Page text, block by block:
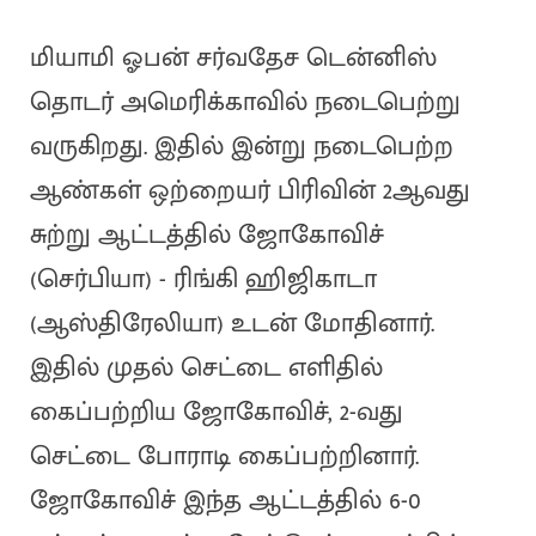
மியாமி ஓபன் சர்வதேச டென்னிஸ்
தொடர் அமெரிக்காவில் நடைபெற்று
வருகிறது. இதில் இன்று நடைபெற்ற
ஆண்கள் ஒற்றையர் பிரிவின் 2ஆவது
சுற்று ஆட்டத்தில் ஜோகோவிச்
(செர்பியா) - ரிங்கி ஹிஜிகாடா
(ஆஸ்திரேலியா) உடன் மோதினார்.
இதில் முதல் செட்டை எளிதில்
கைப்பற்றிய ஜோகோவிச், 2-வது
செட்டை போராடி கைப்பற்றினார்.
ஜோகோவிச் இந்த ஆட்டத்தில் 6-0